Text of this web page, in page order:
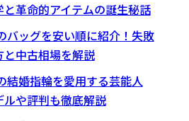
と革命的アイテムの誕生秘話
バッグを安い順に紹介！失敗
と中古相場を解説
結婚指輪を愛用する芸能人
ルや評判も徹底解説